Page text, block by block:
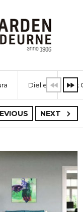
Dielle Dik
NEXT